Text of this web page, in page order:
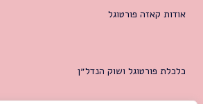
אודות קאזה פורטוגל
כלכלת פורטוגל ושוק הנדל״ן